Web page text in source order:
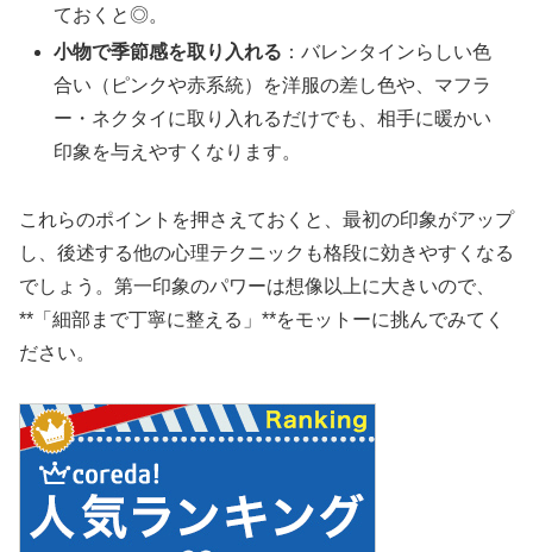
ておくと◎。
小物で季節感を取り入れる ：バレンタインらしい色
合い（ピンクや赤系統）を洋服の差し色や、マフラ
ー・ネクタイに取り入れるだけでも、相手に暖かい
印象を与えやすくなります。
これらのポイントを押さえておくと、最初の印象がアップ
し、後述する他の心理テクニックも格段に効きやすくなる
でしょう。第一印象のパワーは想像以上に大きいので、
**「細部まで丁寧に整える」**をモットーに挑んでみてく
ださい。